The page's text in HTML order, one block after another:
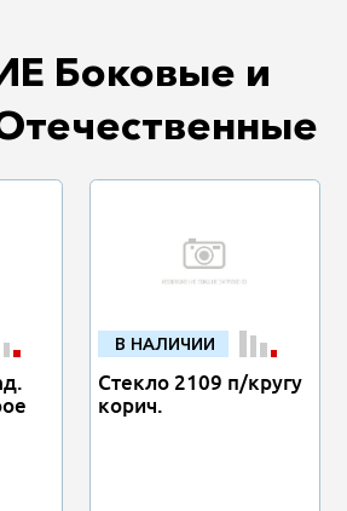
Боковые и
В НАЛИЧИИ
Стекло 2109 п/кругу
корич.